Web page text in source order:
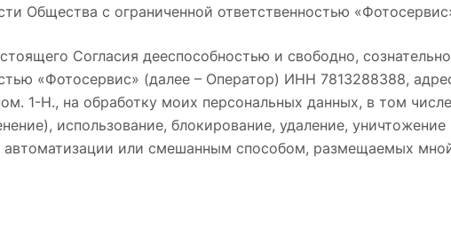
Общества с ограниченной ответственностью
Согласия дееспособностью и свободно,
«Фотосервис» (далее – Оператор) ИНН 7813288388,
1-Н., на обработку моих персональных данных, в том
использование, блокирование, удаление,
автоматизации или смешанным способом, размещаемых